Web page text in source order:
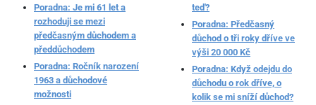
Poradna: Je mi 61 let a
rozhoduji se mezi
předčasným důchodem a
předdůchodem
Poradna: Ročník narození
1963 a důchodové
možnosti
teď?
Poradna: Předčasný
důchod o tři roky dříve ve
výši 20 000 Kč
Poradna: Když odejdu do
důchodu o rok dříve, o
kolik se mi sníží důchod?